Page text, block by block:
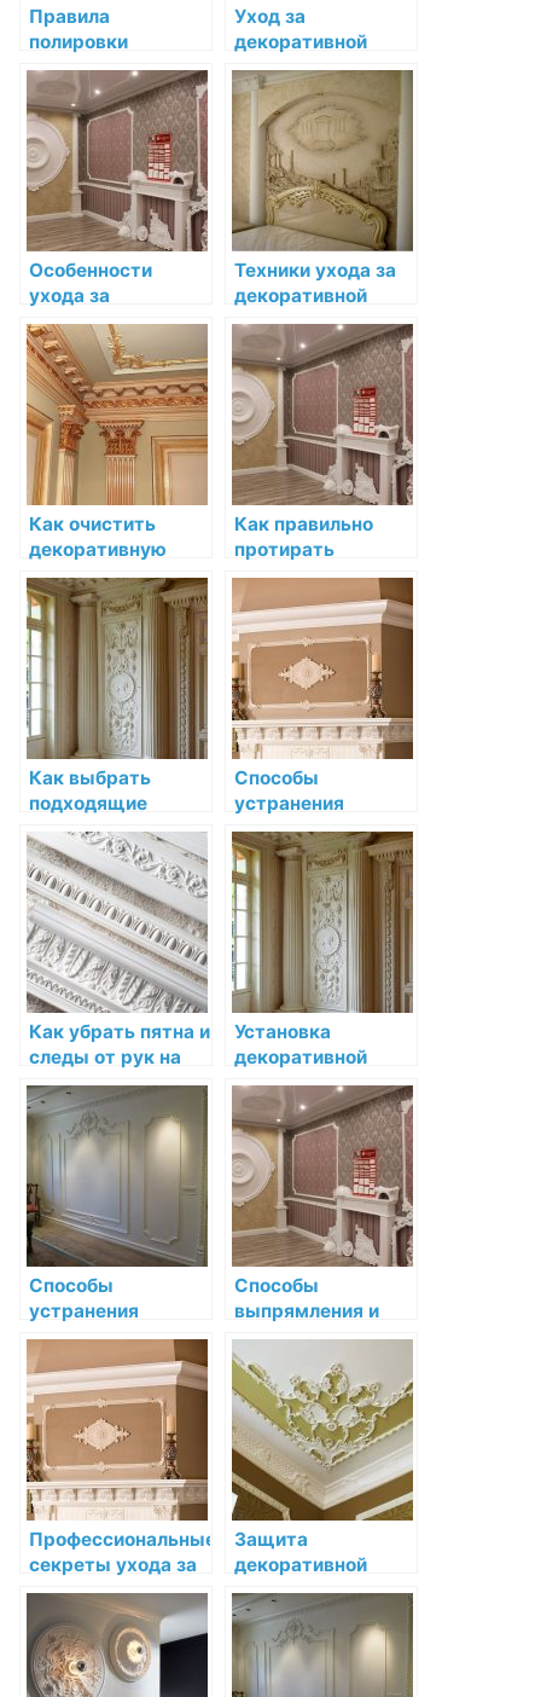
Правила
полировки
декоративной
лепнины для
сохранения её
блеска
Уход за
декоративной
лепниной во время
ремонта и
строительства
Особенности
ухода за
декоративной
лепниной из
разных
материалов
Техники ухода за
декоративной
лепниной для её
долговечности
Как очистить
декоративную
лепнину от пыли и
загрязнений
Как правильно
протирать
декоративную
лепнину для
сохранения её
внешнего вида
Как выбрать
подходящие
средства для
ухода за
декоративной
лепниной
Способы
устранения
затертостей и
потускнения
декоративной
лепнины
Как убрать пятна и
следы от рук на
декоративной
лепнине
Установка
декоративной
лепнины в
магазине: секреты
и рекомендации
Способы
устранения
потертостей и
царапин на
декоративной
лепнине
Способы
выпрямления и
восстановления
декоративной
лепнины
Профессиональные
секреты ухода за
декоративной
лепниной в
интерьере
Защита
декоративной
лепнины от влаги и
воздействия
высокой
температуры